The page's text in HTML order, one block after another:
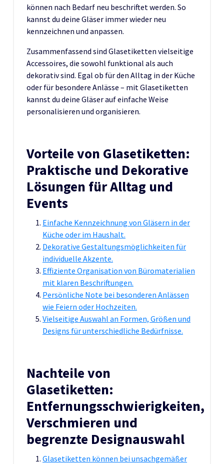
können nach Bedarf neu beschriftet werden. So
kannst du deine Gläser immer wieder neu
kennzeichnen und anpassen.
Zusammenfassend sind Glasetiketten vielseitige
Accessoires, die sowohl funktional als auch
dekorativ sind. Egal ob für den Alltag in der Küche
oder für besondere Anlässe – mit Glasetiketten
kannst du deine Gläser auf einfache Weise
personalisieren und organisieren.
Vorteile von Glasetiketten:
Praktische und Dekorative
Lösungen für Alltag und
Events
Einfache Kennzeichnung von Gläsern in der
Küche oder im Haushalt.
Dekorative Gestaltungsmöglichkeiten für
individuelle Akzente.
Effiziente Organisation von Büromaterialien
mit klaren Beschriftungen.
Persönliche Note bei besonderen Anlässen
wie Feiern oder Hochzeiten.
Vielseitige Auswahl an Formen, Größen und
Designs für unterschiedliche Bedürfnisse.
Nachteile von
Glasetiketten:
Entfernungsschwierigkeiten,
Verschmieren und
begrenzte Designauswahl
Glasetiketten können bei unsachgemäßer